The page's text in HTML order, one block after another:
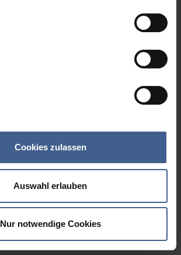
Cookies zulassen
Auswahl erlauben
Nur notwendige Cookies